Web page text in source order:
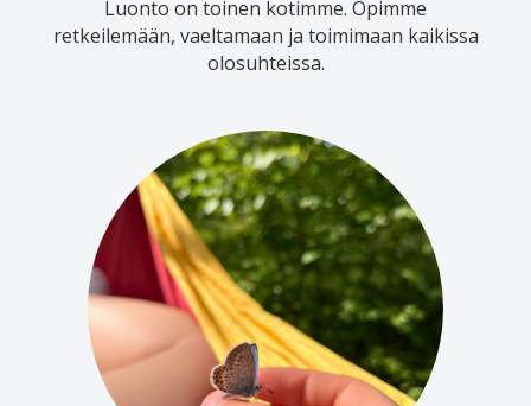
Luonto on toinen kotimme. Opimme
retkeilemään, vaeltamaan ja toimimaan kaikissa
olosuhteissa.